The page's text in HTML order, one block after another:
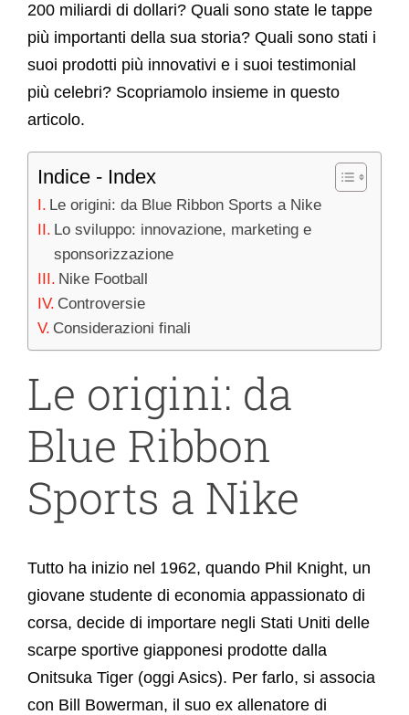
200 miliardi di dollari? Quali sono state le tappe
più importanti della sua storia? Quali sono stati i
suoi prodotti più innovativi e i suoi testimonial
più celebri? Scopriamolo insieme in questo
articolo.
Indice - Index
Le origini: da Blue Ribbon Sports a Nike
Lo sviluppo: innovazione, marketing e
sponsorizzazione
Nike Football
Controversie
Considerazioni finali
Le origini: da
Blue Ribbon
Sports a Nike
Tutto ha inizio nel 1962, quando Phil Knight, un
giovane studente di economia appassionato di
corsa, decide di importare negli Stati Uniti delle
scarpe sportive giapponesi prodotte dalla
Onitsuka Tiger (oggi Asics). Per farlo, si associa
con Bill Bowerman, il suo ex allenatore di